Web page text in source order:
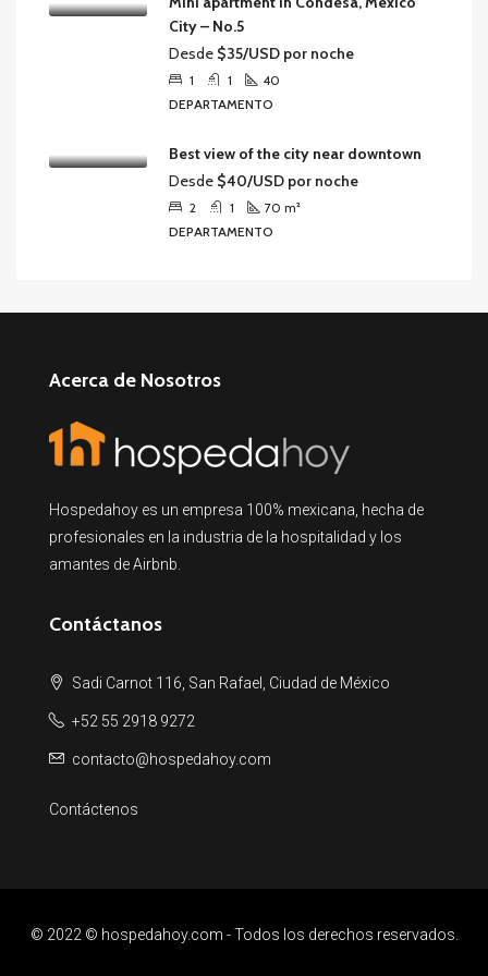
City – No.5
Desde $35/USD por noche
1 1
40
DEPARTAMENTO
Best view of the city near downtown
Desde $40/USD por noche
2 1 70 m²
DEPARTAMENTO
Acerca de Nosotros
Hospedahoy es un empresa 100% mexicana, hecha de
profesionales en la industria de la hospitalidad y los
amantes de Airbnb.
Contáctanos
Sadi Carnot 116, San Rafael, Ciudad de México
+52 55 2918 9272
contacto@hospedahoy.com
Contáctenos
© 2022 © hospedahoy.com - Todos los derechos reservados.